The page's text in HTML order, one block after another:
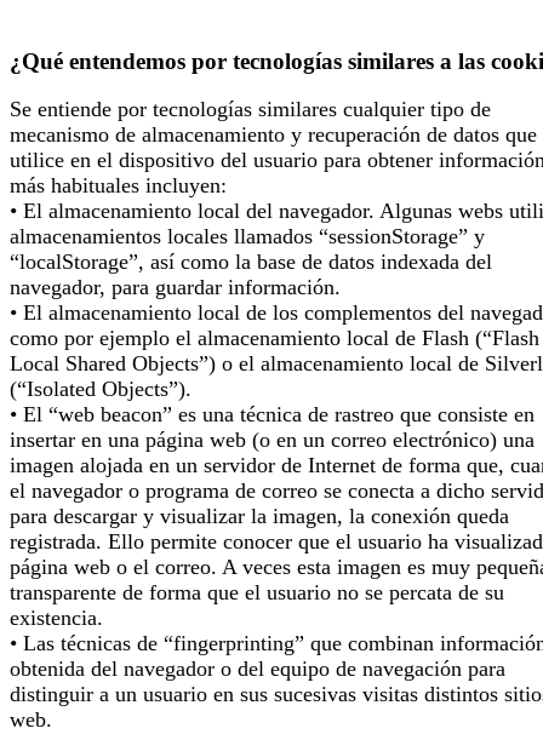
¿Qué entendemos por tecnologías similares a las
Se entiende por tecnologías similares cualquier tipo de
mecanismo de almacenamiento y recuperación de datos que
utilice en el dispositivo del usuario para obtener
más habituales incluyen:
• El almacenamiento local del navegador. Algunas webs
almacenamientos locales llamados “sessionStorage” y
“localStorage”, así como la base de datos indexada del
navegador, para guardar información.
• El almacenamiento local de los complementos del
como por ejemplo el almacenamiento local de Flash (“Flash
Local Shared Objects”) o el almacenamiento local de
(“Isolated Objects”).
• El “web beacon” es una técnica de rastreo que consiste en
insertar en una página web (o en un correo electrónico) una
imagen alojada en un servidor de Internet de forma que,
el navegador o programa de correo se conecta a dicho
para descargar y visualizar la imagen, la conexión queda
registrada. Ello permite conocer que el usuario ha
página web o el correo. A veces esta imagen es muy
transparente de forma que el usuario no se percata de su
existencia.
• Las técnicas de “fingerprinting” que combinan
obtenida del navegador o del equipo de navegación para
distinguir a un usuario en sus sucesivas visitas distintos
web.